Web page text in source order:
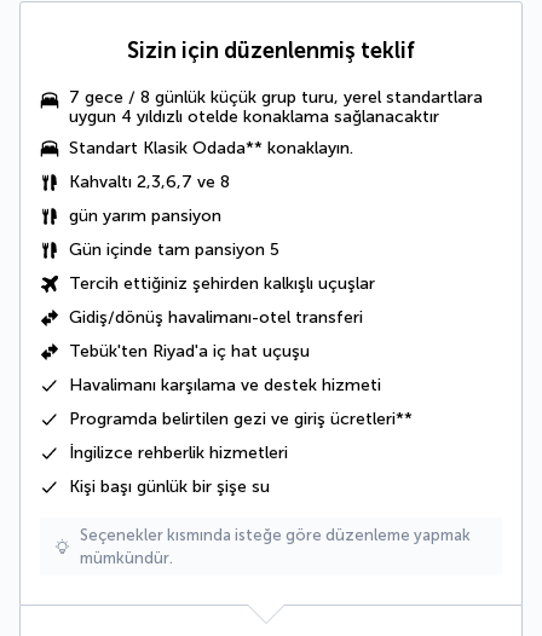
Sizin için düzenlenmiş teklif
7 gece / 8 günlük küçük grup turu, yerel standartlara
uygun 4 yıldızlı otelde konaklama sağlanacaktır
Standart Klasik Odada** konaklayın.
Kahvaltı 2,3,6,7 ve 8
gün yarım pansiyon
Gün içinde tam pansiyon 5
Tercih ettiğiniz şehirden kalkışlı uçuşlar
Gidiş/dönüş havalimanı-otel transferi
Tebük'ten Riyad'a iç hat uçuşu
Havalimanı karşılama ve destek hizmeti
Programda belirtilen gezi ve giriş ücretleri**
İngilizce rehberlik hizmetleri
Kişi başı günlük bir şişe su
Seçenekler kısmında isteğe göre düzenleme yapmak
mümkündür.